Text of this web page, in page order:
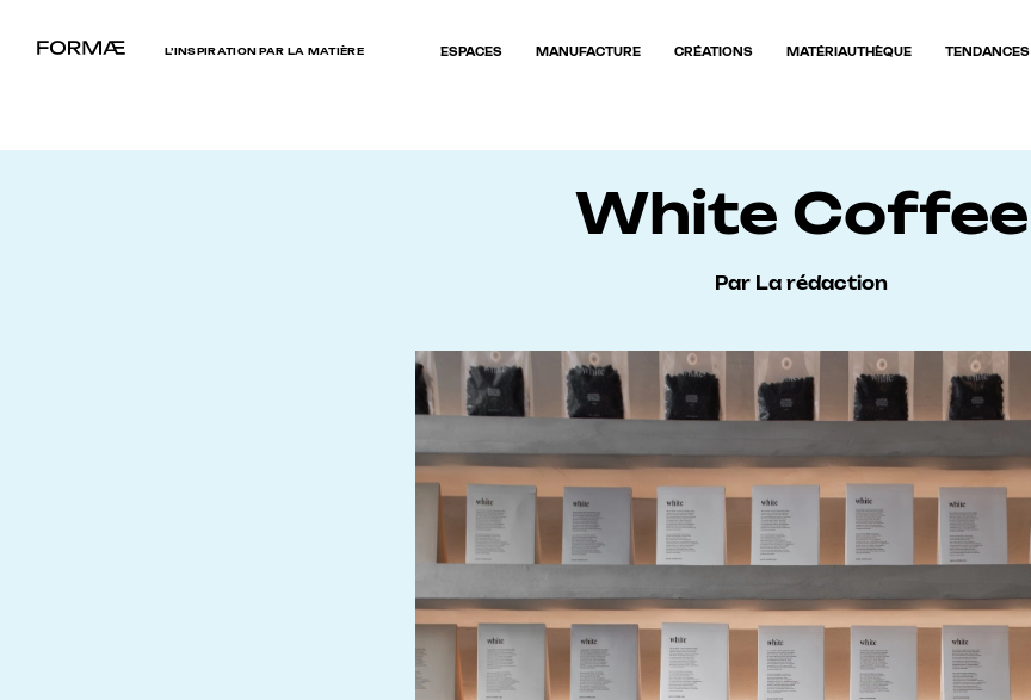
L’INSPIRATION PAR LA MATIÈRE ESPACES MANUFACTURE CRÉATIONS MATÉRIAUTHÈQUE TENDANCES
White Coffee
Par La rédaction